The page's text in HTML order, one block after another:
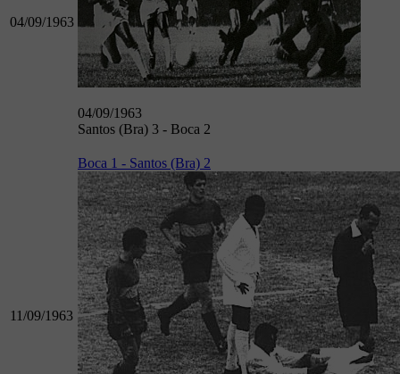
04/09/1963
04/09/1963
Santos (Bra) 3 - Boca 2
11/09/1963
Boca 1 - Santos (Bra) 2